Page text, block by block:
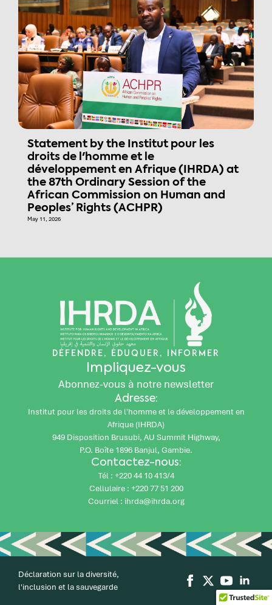
Statement by the Institut pour les
droits de l'homme et le
développement en Afrique (IHRDA) at
the 87th Ordinary Session of the
African Commission on Human and
Peoples’ Rights (ACHPR)
May 11, 2026
DÉFENDRE, ÉDUQUER, INFORMER
Impliquez-vous
Abonnez-vous à notre newsletter
Adresse:
Institut pour les droits de l'homme et le développement en
Afrique (IHRDA)
949 Disposition Brusubi, AU Summit Highway,
P.O. Boîte 1896 Banjul, Gambie.
Contactez-nous:
Tél : +220 44 10 413/4
Cellulaire : +220 77 51 200
Courriel : ihrda@ihrda.org
Déclaration sur la diversité,
l'inclusion et la sauvegarde